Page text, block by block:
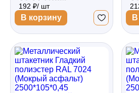
Профили для
Дача и сад
Другие товары
2000*105*0,5
односторонний
Полукруглый
192 ₽/ шт
В корзину